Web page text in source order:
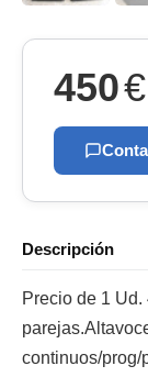
450€
Descripción
Precio de 1
continuos/prog/